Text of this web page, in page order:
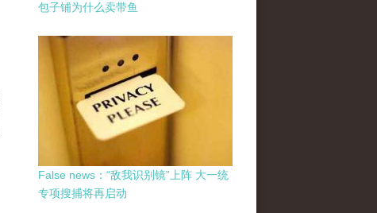
包子铺为什么卖带鱼
False news：“敌我识别镜”上阵 大一统
专项搜捕将再启动